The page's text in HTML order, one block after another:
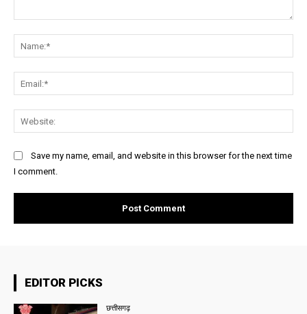
Save my name, email, and website in this browser for the next time
I comment.
EDITOR PICKS
छत्तीसगढ़